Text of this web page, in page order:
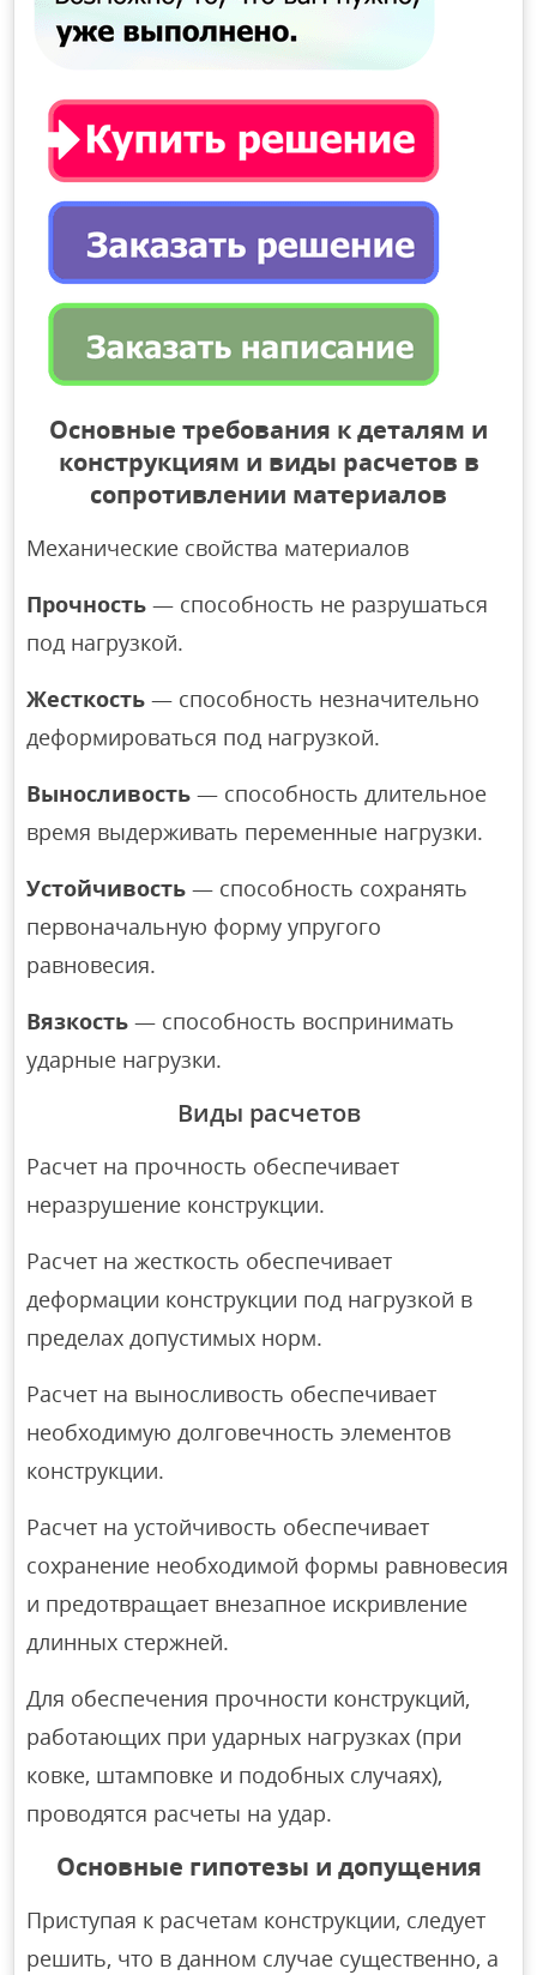
Основные требования к деталям и
конструкциям и виды расчетов в
сопротивлении материалов
Механические свойства материалов
Прочность — способность не разрушаться
под нагрузкой.
Жесткость — способность незначительно
деформироваться под нагрузкой.
Выносливость — способность длительное
время выдерживать переменные нагрузки.
Устойчивость — способность сохранять
первоначальную форму упругого
равновесия.
Вязкость — способность воспринимать
ударные нагрузки.
Виды расчетов
Расчет на прочность обеспечивает
неразрушение конструкции.
Расчет на жесткость обеспечивает
деформации конструкции под нагрузкой в
пределах допустимых норм.
Расчет на выносливость обеспечивает
необходимую долговечность элементов
конструкции.
Расчет на устойчивость обеспечивает
сохранение необходимой формы равновесия
и предотвращает внезапное искривление
длинных стержней.
Для обеспечения прочности конструкций,
работающих при ударных нагрузках (при
ковке, штамповке и подобных случаях),
проводятся расчеты на удар.
Основные гипотезы и допущения
Приступая к расчетам конструкции, следует
решить, что в данном случае существенно, а